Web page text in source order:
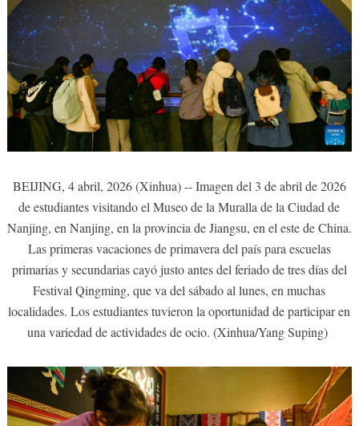
BEIJING, 4 abril, 2026 (Xinhua) -- Imagen del 3 de abril de 2026
de estudiantes visitando el Museo de la Muralla de la Ciudad de
Nanjing, en Nanjing, en la provincia de Jiangsu, en el este de China.
Las primeras vacaciones de primavera del país para escuelas
primarias y secundarias cayó justo antes del feriado de tres días del
Festival Qingming, que va del sábado al lunes, en muchas
localidades. Los estudiantes tuvieron la oportunidad de participar en
una variedad de actividades de ocio. (Xinhua/Yang Suping)